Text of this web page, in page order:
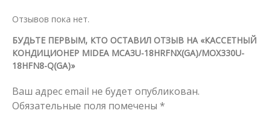
Отзывов пока нет.
БУДЬТЕ ПЕРВЫМ, КТО ОСТАВИЛ ОТЗЫВ НА «КАССЕТНЫЙ
КОНДИЦИОНЕР MIDEA MCA3U-18HRFNX(GA)/MOX330U-
18HFN8-Q(GA)»
Ваш адрес email не будет опубликован.
Обязательные поля помечены *